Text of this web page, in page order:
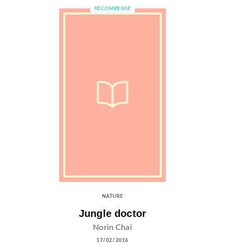
RÉCOMPENSÉ
NATURE
Jungle doctor
Norin Chai
17/02/2016